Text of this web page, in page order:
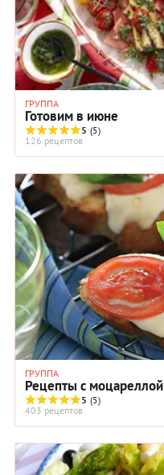
ГРУППА
Готовим в июне
5 (5)
126 рецептов
ГРУППА
Рецепты с моцареллой
5 (5)
403 рецептов